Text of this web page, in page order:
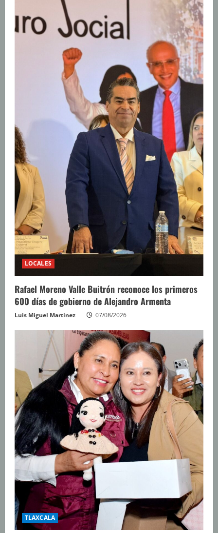
LOCALES
Rafael Moreno Valle Buitrón reconoce los primeros
600 días de gobierno de Alejandro Armenta
Luis Miguel Martínez 07/08/2026
TLAXCALA